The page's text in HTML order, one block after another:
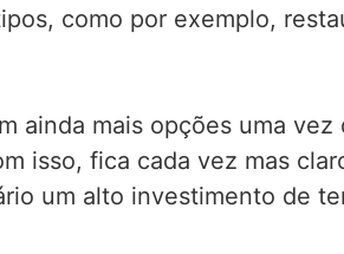
como por exemplo,
ainda mais opções uma
isso, fica cada vez mas
um alto investimento de